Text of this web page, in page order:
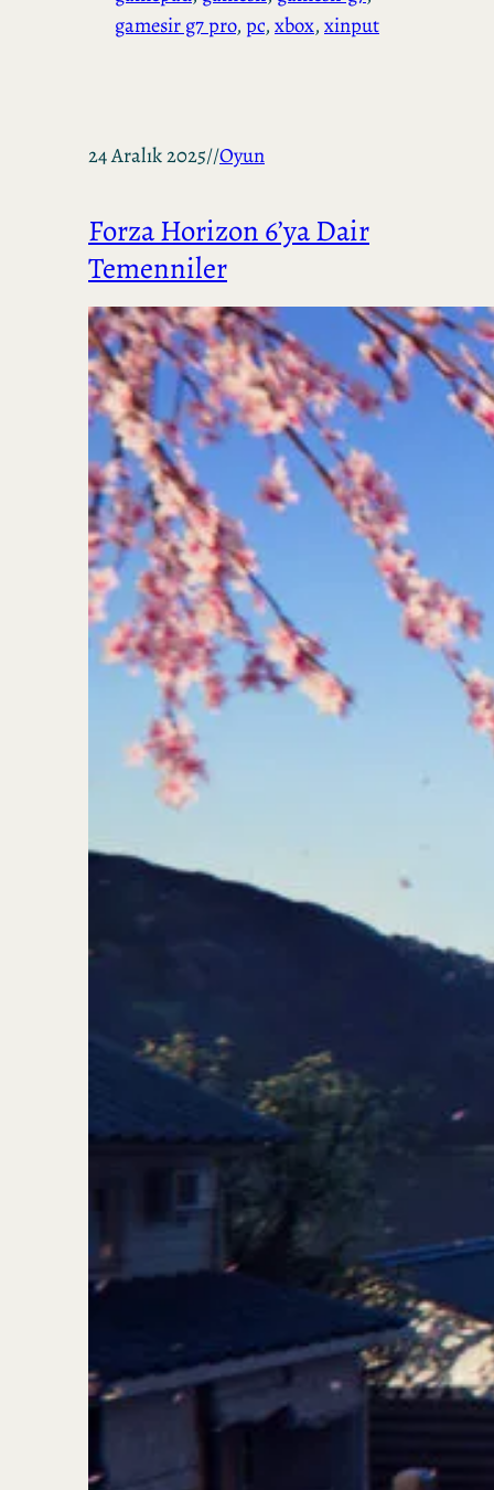
gamesir g7 pro, pc, xbox, xinput
24 Aralık 2025//Oyun
Forza Horizon 6’ya Dair
Temenniler